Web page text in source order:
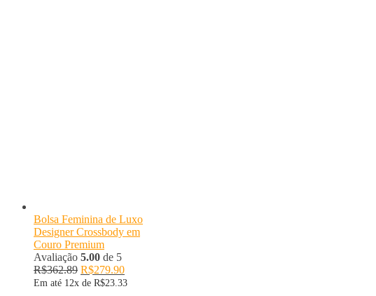
Bolsa Feminina de Luxo
Designer Crossbody em
Couro Premium
Avaliação 5.00 de 5
R$362.89 R$279.90
Em até 12x de R$23.33